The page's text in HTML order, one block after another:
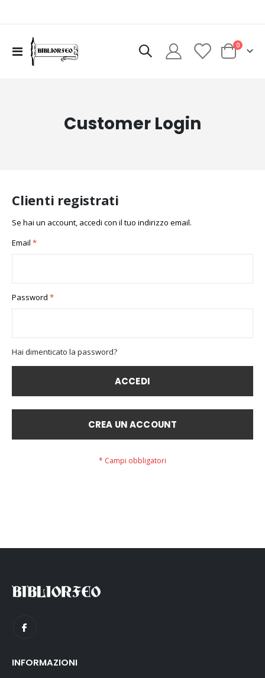
Toggle
Nav
Cart
0elementi
Customer Login
Clienti registrati
Se hai un account, accedi con il tuo indirizzo email.
Email
Password
Hai dimenticato la password?
ACCEDI
CREA UN ACCOUNT
INFORMAZIONI